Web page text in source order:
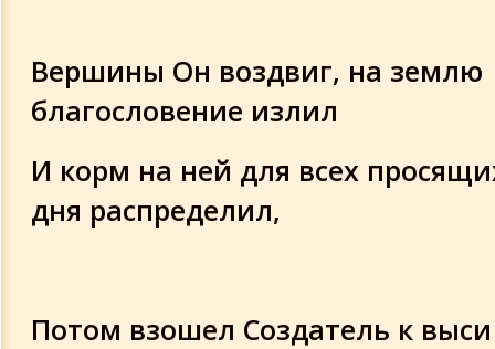
Вершины Он воздвиг, на землю
благословение излил
И корм на ней для всех
дня распределил,
Потом взошел Создатель к